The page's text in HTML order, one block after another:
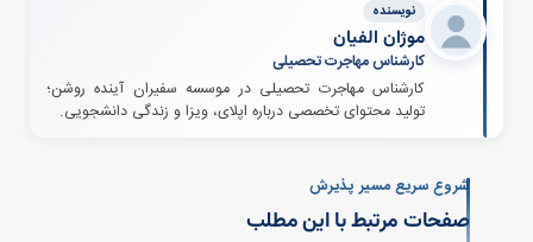
نویسنده
موژان الفیان
کارشناس مهاجرت تحصیلی
کارشناس مهاجرت تحصیلی در موسسه سفیران آینده روشن؛
تولید محتوای تخصصی درباره اپلای، ویزا و زندگی دانشجویی.
شروع سریع مسیر پذیرش
صفحات مرتبط با این مطلب